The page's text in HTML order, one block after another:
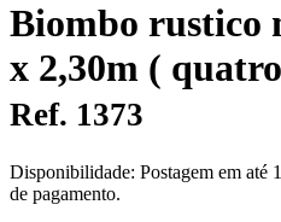
Biombo rustico
x 2,30m (
Ref. 1373
Disponibilidade: Postagem em até
de pagamento.